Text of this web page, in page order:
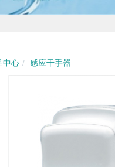
中心 感应干手器